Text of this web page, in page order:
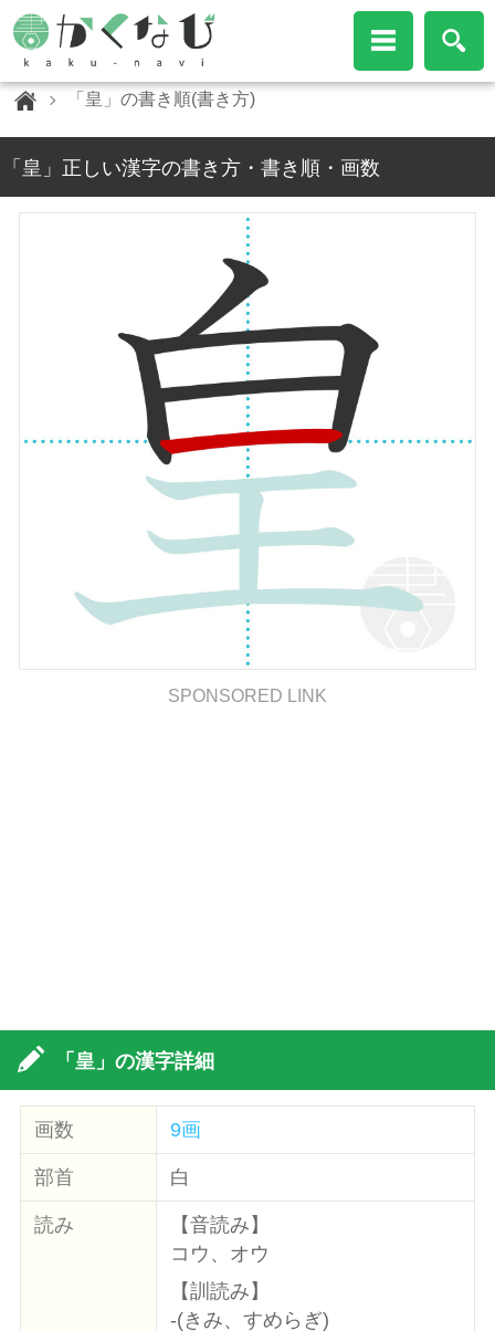
「皇」の書き順(書き方)
「皇」正しい漢字の書き方・書き順・画数
SPONSORED LINK
「皇」の漢字詳細
画数 9画
部首 白
読み
【音読み】
コウ、オウ
【訓読み】
-(きみ、すめらぎ)